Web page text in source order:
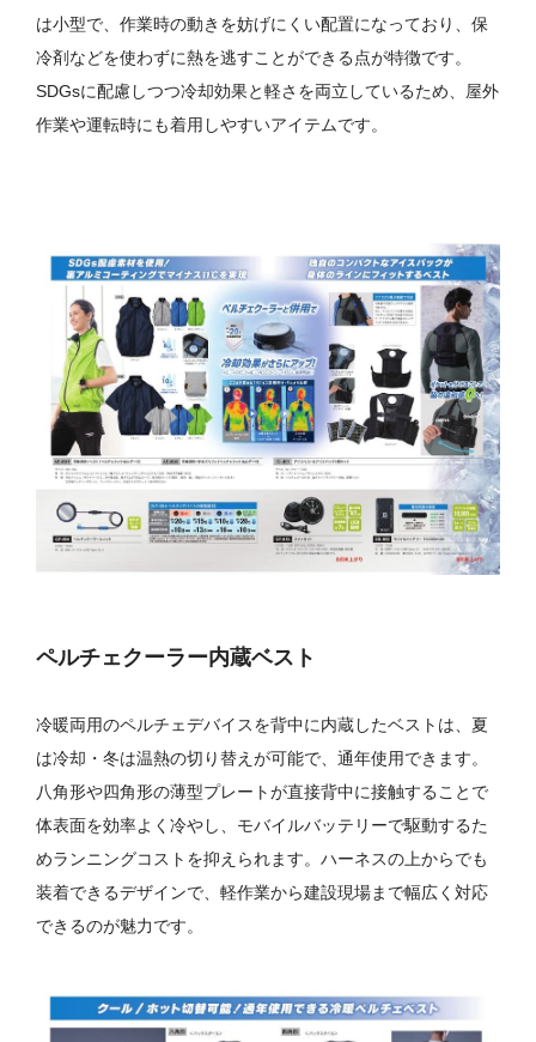
は小型で、作業時の動きを妨げにくい配置になっており、保
冷剤などを使わずに熱を逃すことができる点が特徴です。
SDGsに配慮しつつ冷却効果と軽さを両立しているため、屋外
作業や運転時にも着用しやすいアイテムです。
ペルチェクーラー内蔵ベスト
冷暖両用のペルチェデバイスを背中に内蔵したベストは、夏
は冷却・冬は温熱の切り替えが可能で、通年使用できます。
八角形や四角形の薄型プレートが直接背中に接触することで
体表面を効率よく冷やし、モバイルバッテリーで駆動するた
めランニングコストを抑えられます。ハーネスの上からでも
装着できるデザインで、軽作業から建設現場まで幅広く対応
できるのが魅力です。